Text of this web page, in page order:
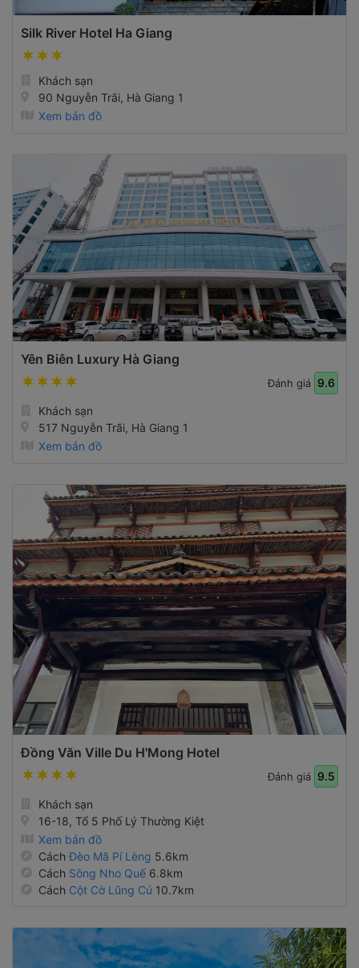
Silk River Hotel Ha Giang
Khách sạn
90 Nguyễn Trãi, Hà Giang 1
Xem bản đồ
Yên Biên Luxury Hà Giang
Đánh giá 9.6
Khách sạn
517 Nguyễn Trãi, Hà Giang 1
Xem bản đồ
Đồng Văn Ville Du H'Mong Hotel
Đánh giá 9.5
Khách sạn
16-18, Tổ 5 Phố Lý Thường Kiệt
Xem bản đồ
CáchĐèo Mã Pí Lèng 5.6km
Cách Sông Nho Quế 6.8km
Cách Cột Cờ Lũng Cú 10.7km